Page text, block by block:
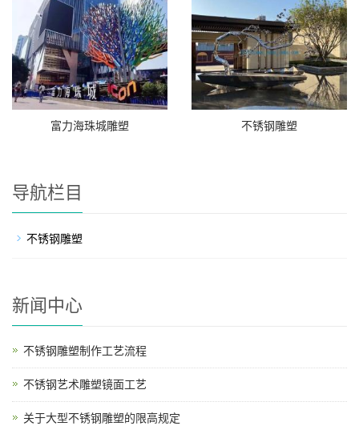
富力海珠城雕塑 不锈钢雕塑
导航栏目
不锈钢雕塑
新闻中心
不锈钢雕塑制作工艺流程
不锈钢艺术雕塑镜面工艺
关于大型不锈钢雕塑的限高规定